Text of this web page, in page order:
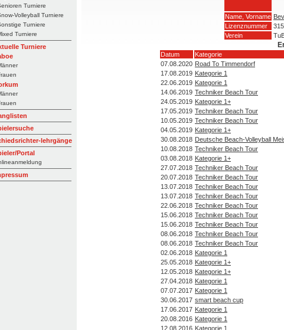
Turniere
Volleyball Turniere
Turniere
Turniere
Turniere
lehrgänge
Portal
Name, Vorname
Lizenznummer
Verein
Datum Kategorie
07.08.2020 Road To Timmendorf
17.08.2019 Kategorie 1
22.06.2019 Kategorie 1
14.06.2019 Techniker Beach Tour
24.05.2019 Kategorie 1+
17.05.2019 Techniker Beach Tour
10.05.2019 Techniker Beach Tour
04.05.2019 Kategorie 1+
30.08.2018 Deutsche Beach-Volleyball
10.08.2018 Techniker Beach Tour
03.08.2018 Kategorie 1+
27.07.2018 Techniker Beach Tour
20.07.2018 Techniker Beach Tour
13.07.2018 Techniker Beach Tour
13.07.2018 Techniker Beach Tour
22.06.2018 Techniker Beach Tour
15.06.2018 Techniker Beach Tour
15.06.2018 Techniker Beach Tour
08.06.2018 Techniker Beach Tour
08.06.2018 Techniker Beach Tour
02.06.2018 Kategorie 1
25.05.2018 Kategorie 1+
12.05.2018 Kategorie 1+
27.04.2018 Kategorie 1
07.07.2017 Kategorie 1
30.06.2017 smart beach cup
17.06.2017 Kategorie 1
20.08.2016 Kategorie 1
12.08.2016 Kategorie 1